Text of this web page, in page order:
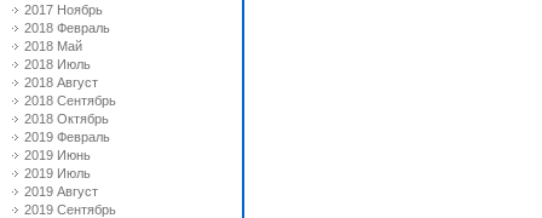
2017 Ноябрь
2018 Февраль
2018 Май
2018 Июль
2018 Август
2018 Сентябрь
2018 Октябрь
2019 Февраль
2019 Июнь
2019 Июль
2019 Август
2019 Сентябрь